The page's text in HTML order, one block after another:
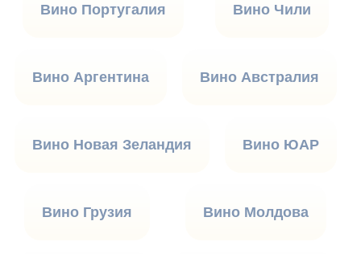
Вино Португалия Вино Чили
Вино Аргентина Вино Австралия
Вино Новая Зеландия Вино ЮАР
Вино Грузия Вино Молдова